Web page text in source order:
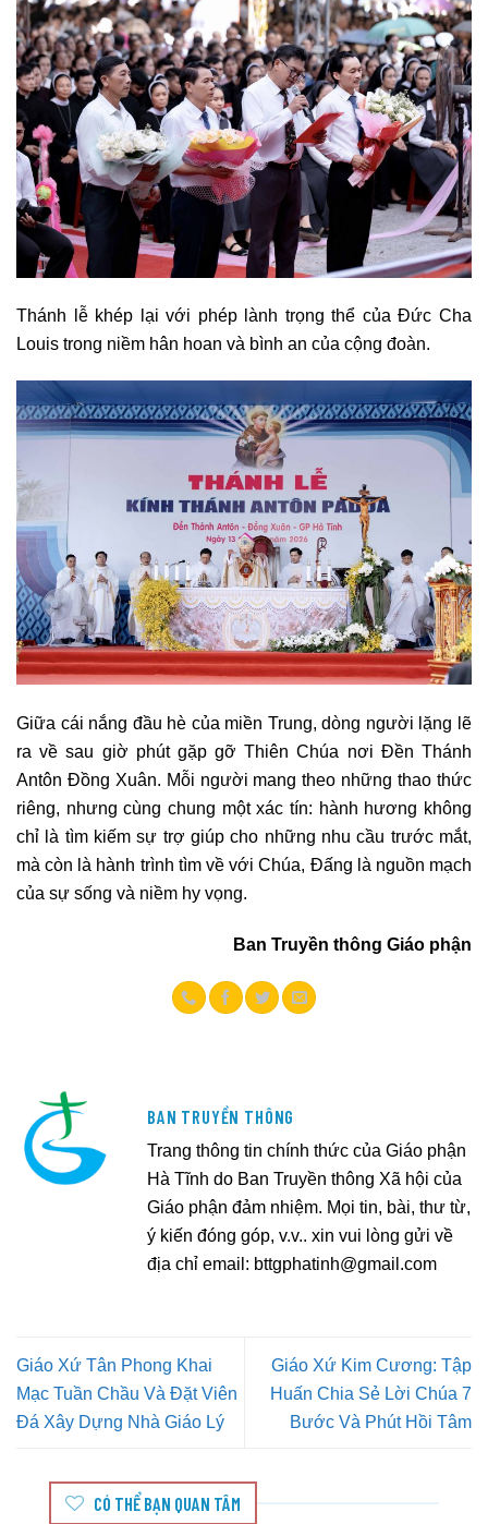
Thánh lễ khép lại với phép lành trọng thể của Đức Cha
Louis trong niềm hân hoan và bình an của cộng đoàn.
Giữa cái nắng đầu hè của miền Trung, dòng người lặng lẽ
ra về sau giờ phút gặp gỡ Thiên Chúa nơi Đền Thánh
Antôn Đồng Xuân. Mỗi người mang theo những thao thức
riêng, nhưng cùng chung một xác tín: hành hương không
chỉ là tìm kiếm sự trợ giúp cho những nhu cầu trước mắt,
mà còn là hành trình tìm về với Chúa, Đấng là nguồn mạch
của sự sống và niềm hy vọng.
Ban Truyền thông Giáo phận
BAN TRUYỀN THÔNG
Trang thông tin chính thức của Giáo phận
Hà Tĩnh do Ban Truyền thông Xã hội của
Giáo phận đảm nhiệm. Mọi tin, bài, thư từ,
ý kiến đóng góp, v.v.. xin vui lòng gửi về
địa chỉ email: bttgphatinh@gmail.com
Giáo Xứ Tân Phong Khai
Mạc Tuần Chầu Và Đặt Viên
Đá Xây Dựng Nhà Giáo Lý
Giáo Xứ Kim Cương: Tập
Huấn Chia Sẻ Lời Chúa 7
Bước Và Phút Hồi Tâm
CÓ THỂ BẠN QUAN TÂM